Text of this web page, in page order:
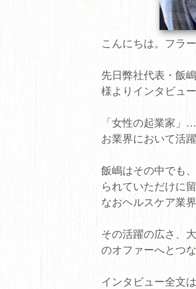
こんにちは。フラ
先日弊社代表・飯
様よりインタビュ
「女性の起業家
お業界において活
飯嶋はその中でも
られていただけに
なおヘルスケア業
その活躍の広さ、
のオファーへとつ
インタビュー全文